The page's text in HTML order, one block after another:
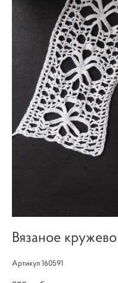
Вязаное кружево
Артикул 160591